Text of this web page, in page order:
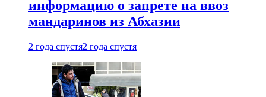
информацию о запрете на ввоз
мандаринов из Абхазии
2 года спустя2 года спустя